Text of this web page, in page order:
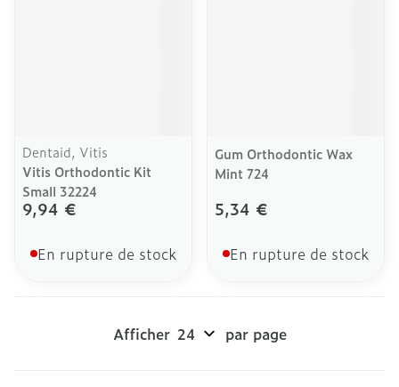
Dentaid, Vitis
Vitis Orthodontic Kit
Small 32224
9,94 €
En rupture de stock
Gum Orthodontic Wax
Mint 724
5,34 €
En rupture de stock
Afficher par page